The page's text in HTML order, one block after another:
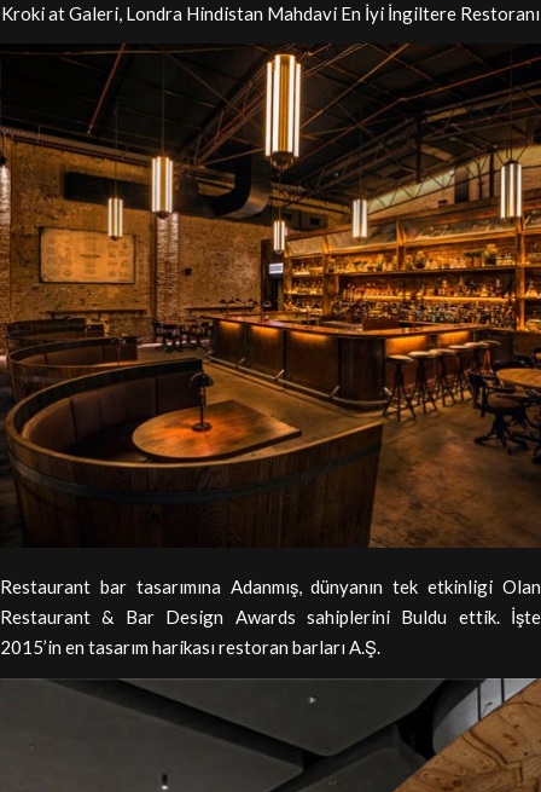
Kroki at Galeri, Londra Hindistan Mahdavi En İyi İngiltere Restoranı
Restaurant bar tasarımına Adanmış, dünyanın tek etkinligi Olan
Restaurant & Bar Design Awards sahiplerini Buldu ettik. İşte
2015’in en tasarım harikası restoran barları A.Ş.